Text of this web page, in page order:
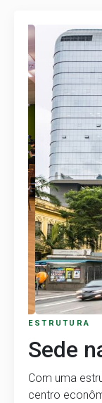
ESTRUTURA
Sede
Com uma
centro